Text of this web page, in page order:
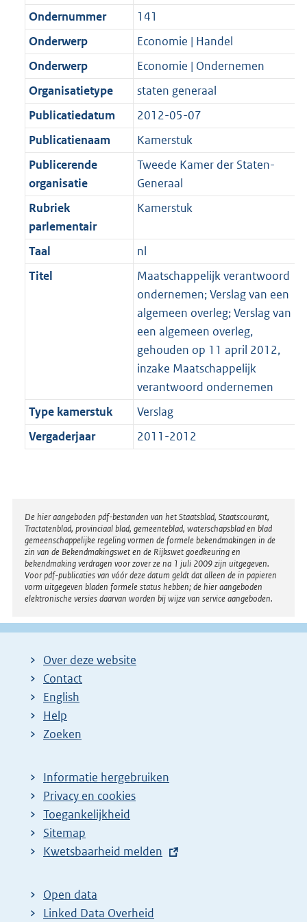
Ondernummer
141
Onderwerp
Economie | Handel
Onderwerp
Economie | Ondernemen
Organisatietype
staten generaal
Publicatiedatum
2012-05-07
Publicatienaam
Kamerstuk
Publicerende
organisatie
Tweede Kamer der Staten-
Generaal
Rubriek
parlementair
Kamerstuk
Taal
nl
Titel
Maatschappelijk verantwoord
ondernemen; Verslag van een
algemeen overleg; Verslag van
een algemeen overleg,
gehouden op 11 april 2012,
inzake Maatschappelijk
verantwoord ondernemen
Type kamerstuk
Verslag
Vergaderjaar
2011-2012
Disclaimer
De hier aangeboden pdf-bestanden van het Staatsblad, Staatscourant,
Tractatenblad, provinciaal blad, gemeenteblad, waterschapsblad en blad
gemeenschappelijke regeling vormen de formele bekendmakingen in de
zin van de Bekendmakingswet en de Rijkswet goedkeuring en
bekendmaking verdragen voor zover ze na 1 juli 2009 zijn uitgegeven.
Voor pdf-publicaties van vóór deze datum geldt dat alleen de in papieren
vorm uitgegeven bladen formele status hebben; de hier aangeboden
elektronische versies daarvan worden bij wijze van service aangeboden.
Over deze website
Contact
English
Help
Zoeken
Informatie hergebruiken
Privacy en cookies
Toegankelijkheid
Sitemap
E
t
e
Kwetsbaarheid melden
Open data
Linked Data Overheid